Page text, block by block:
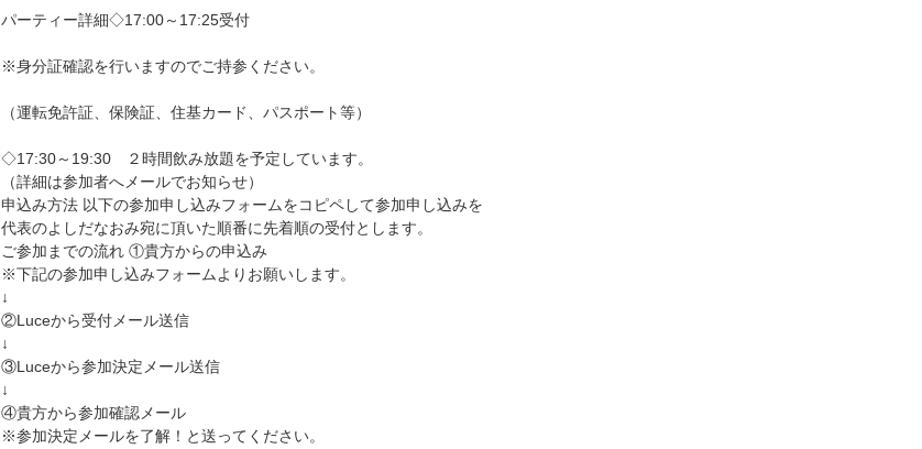
パーティー詳細◇17:00～17:25受付
※身分証確認を行いますのでご持参ください。
（運転免許証、保険証、住基カード、パスポート等）
◇17:30～19:30 ２時間飲み放題を予定しています。
（詳細は参加者へメールでお知らせ）
申込み方法 以下の参加申し込みフォームをコピペして参加申し込みを
代表のよしだなおみ宛に頂いた順番に先着順の受付とします。
ご参加までの流れ ①貴方からの申込み
※下記の参加申し込みフォームよりお願いします。
↓
②Luceから受付メール送信
↓
③Luceから参加決定メール送信
↓
④貴方から参加確認メール
※参加決定メールを了解！と送ってください。